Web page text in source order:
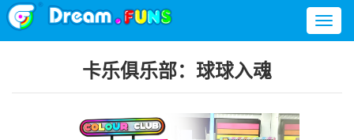
卡乐俱乐部：球球入魂